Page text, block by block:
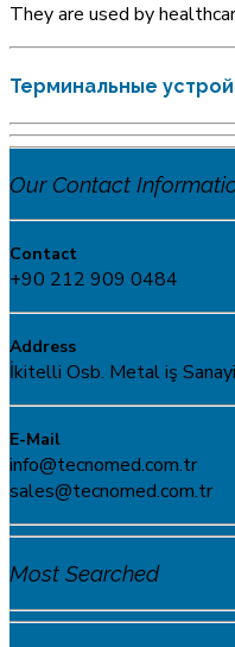
They are used by
Терминальные
Our Contact
Contact
+90 212 909 0484
Address
İkitelli Osb. Metal iş
E-Mail
info@tecnomed.com.tr
sales@tecnomed.com.tr
Most Searched